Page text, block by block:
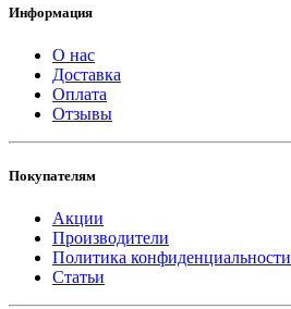
Информация
О нас
Доставка
Оплата
Отзывы
Покупателям
Акции
Производители
Политика конфиденциальности
Статьи